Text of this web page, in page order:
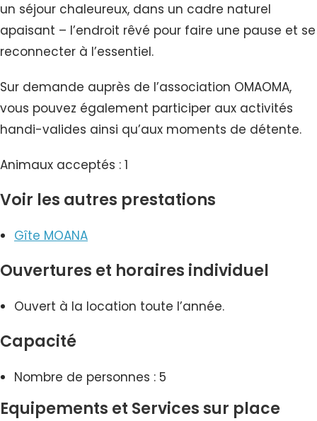
un séjour chaleureux, dans un cadre naturel
apaisant – l’endroit rêvé pour faire une pause et se
reconnecter à l’essentiel.
Sur demande auprès de l’association OMAOMA,
vous pouvez également participer aux activités
handi-valides ainsi qu’aux moments de détente.
Animaux acceptés : 1
Voir les autres prestations
Gîte MOANA
Ouvertures et horaires individuel
Ouvert à la location toute l’année.
Capacité
Nombre de personnes : 5
Equipements et Services sur place